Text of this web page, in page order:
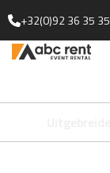
+32(0)92 36 35 35